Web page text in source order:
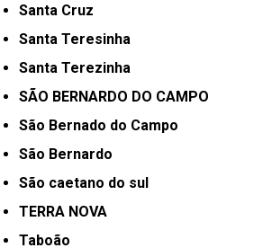
Santa Cruz
Santa Teresinha
Santa Terezinha
SÃO BERNARDO DO CAMPO
São Bernado do Campo
São Bernardo
São caetano do sul
TERRA NOVA
Taboão